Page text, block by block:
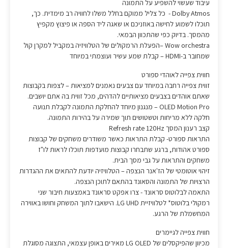
עיבוד שעשוי להשפיע על התמונה
Dolby Atmos - כל צליל ממוקם בחלל משלו לחוויה רב מימדית. כך,
תוכלו לשמוע לחישה באוזניכם או שאגה ליד הספה או פיצוץ מקפיץ
מהמסך. בדיוק כפי שהתכוון הבמאי.
Wow orchestra –הפעלת הרמקולים של הטלוויזיה במקביל למקרן קול
שמחובר ב-HDMI – קבלת שמע עשיר ועוצמתי במיוחד
חווית צפייה לאוהדי ספורט
זווית צפייה רחבה במיוחד עם צבעים נאמנים למציאות – לצפות בקבוצות
שאתם אוהדים בצבעים מציאותיים להדהים, מכל זווית בה אתם יושבים.
OLED Motion Pro – מנגנון מיוחד להחלקת התמונה לקבלת תנועה
חלקה ללא מריחות וטשטושים תוך שמירה על בהירות התמונה.
קצב רענון המסך Refresh rate 120Hz
התראות ספורט- קבלת התראות כאשר משודרים משחקים של קבוצות
ספורט אהודות, ברגע שתבחרו קבוצות מועדפות תוכלו לראות לו"ז
משחקים והתראות על גבי מסך הבית.
זיהוי אוטומטי של הז'אנר הנצפה – הטלוויזיה יודעת להתאים את ההגדרות
הרצויות של התמונה והסאונד בהתאם לתוכן הנצפה.
התאמה לבלוטוס סראונד - צרו אפקט סראונד באמצעות חיבור שני
רמקולי בלוטוס* לטלוויזיית LG UHD. הישאבו לתוך המשחק וחושו באווירה
המחשמלת של הרגע.
חווית צפייה לגיימרים
מכיוון שהפיקסלים של LG OLED מאירים באופן עצמאי, התצוגה מסוגלת